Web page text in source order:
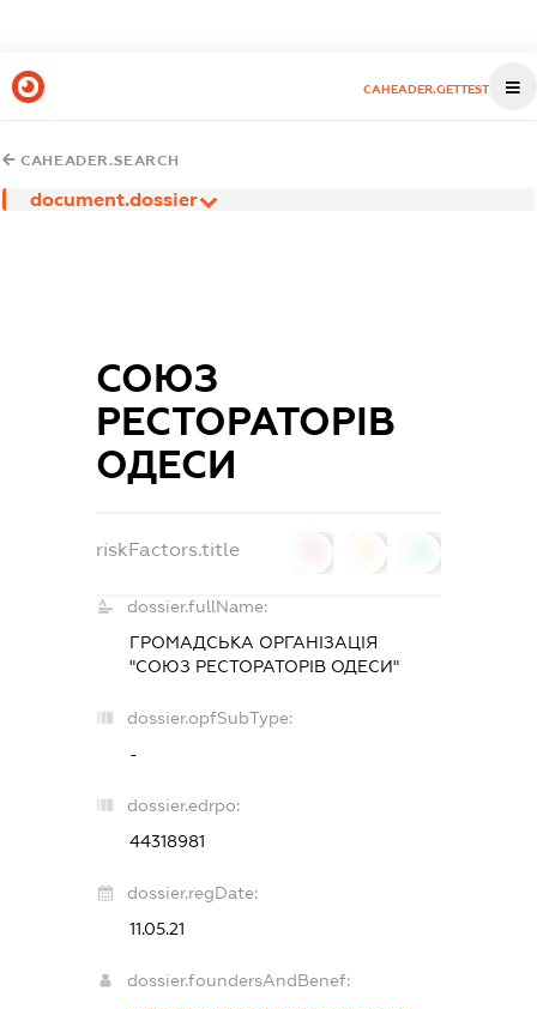
CAHEADER.GETTEST
CAHEADER.SEARCH
document.dossier
СОЮЗ
РЕСТОРАТОРІВ
ОДЕСИ
riskFactors.title
dossier.fullName:
ГРОМАДСЬКА ОРГАНІЗАЦІЯ
"СОЮЗ РЕСТОРАТОРІВ ОДЕСИ"
dossier.opfSubType:
-
dossier.edrpo:
44318981
dossier.regDate:
11.05.21
dossier.foundersAndBenef: